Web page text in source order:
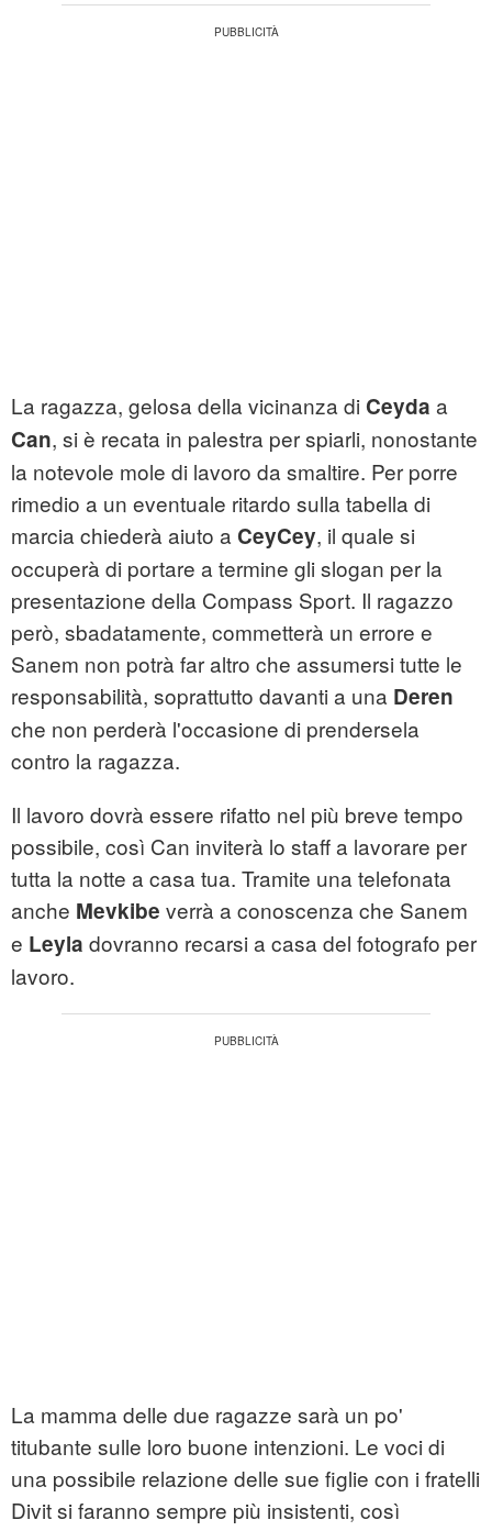
La ragazza, gelosa della vicinanza di Ceyda a
Can, si è recata in palestra per spiarli, nonostante
la notevole mole di lavoro da smaltire. Per porre
rimedio a un eventuale ritardo sulla tabella di
marcia chiederà aiuto a CeyCey, il quale si
occuperà di portare a termine gli slogan per la
presentazione della Compass Sport. Il ragazzo
però, sbadatamente, commetterà un errore e
Sanem non potrà far altro che assumersi tutte le
responsabilità, soprattutto davanti a una Deren
che non perderà l'occasione di prendersela
contro la ragazza.
Il lavoro dovrà essere rifatto nel più breve tempo
possibile, così Can inviterà lo staff a lavorare per
tutta la notte a casa tua. Tramite una telefonata
anche Mevkibe verrà a conoscenza che Sanem
e Leyla dovranno recarsi a casa del fotografo per
lavoro.
La mamma delle due ragazze sarà un po'
titubante sulle loro buone intenzioni. Le voci di
una possibile relazione delle sue figlie con i fratelli
Divit si faranno sempre più insistenti, così